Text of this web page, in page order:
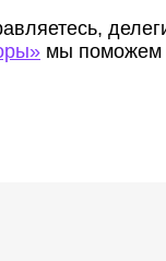
мы поможем